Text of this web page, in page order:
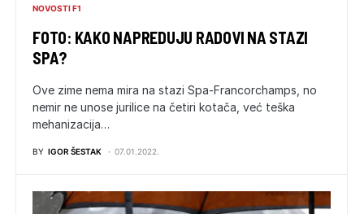
NOVOSTI F1
FOTO: KAKO NAPREDUJU RADOVI NA STAZI
SPA?
Ove zime nema mira na stazi Spa-Francorchamps, no
nemir ne unose jurilice na četiri kotača, već teška
mehanizacija…
BY IGOR ŠESTAK 07.01.2022.